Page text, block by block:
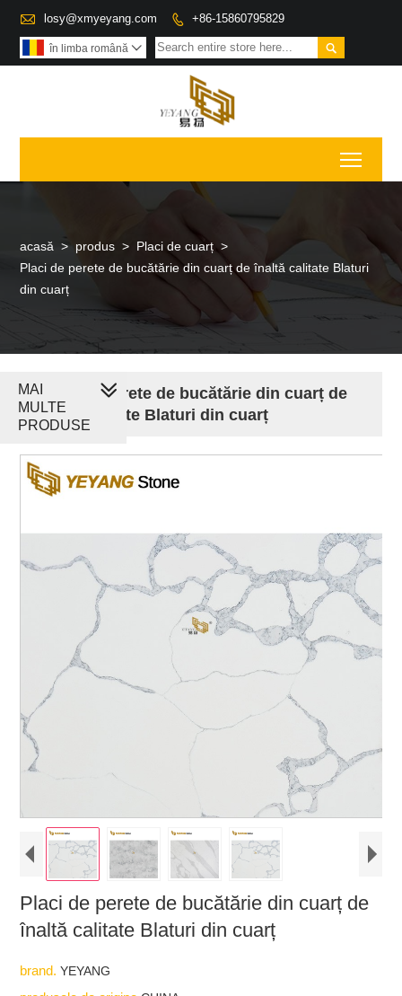
 losy@xmyeyang.com  +86-15860795829

în limba română 
acasă > produs > Placi de cuarț >
Placi de perete de bucătărie din cuarț de înaltă calitate Blaturi
din cuarț
Placi de perete de bucătărie din cuarț de
înaltă calitate Blaturi din cuarț
Placi de perete de bucătărie din cuarț de
înaltă calitate Blaturi din cuarț
brand.YEYANG
MAI
MULTE
PRODUSE